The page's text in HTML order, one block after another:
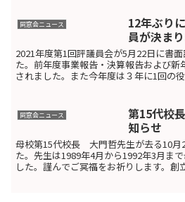
等のメール
だけますが、
同窓会ニュース
12年ぶり
員が決ま
2021年度第1回評議員会が5月22日に書
た。前年度事業報告・決算報告および
されました。また今年度は３年に1回の
同窓会ニュース
第15代校
知らせ
母校第15代校長 大門哲先生が去る10月
た。先生は1989年4月から1992年3月ま
した。謹んでご冥福をお祈りします。創